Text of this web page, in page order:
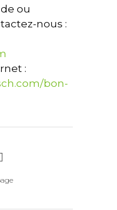
ou
nous :
:
bon-